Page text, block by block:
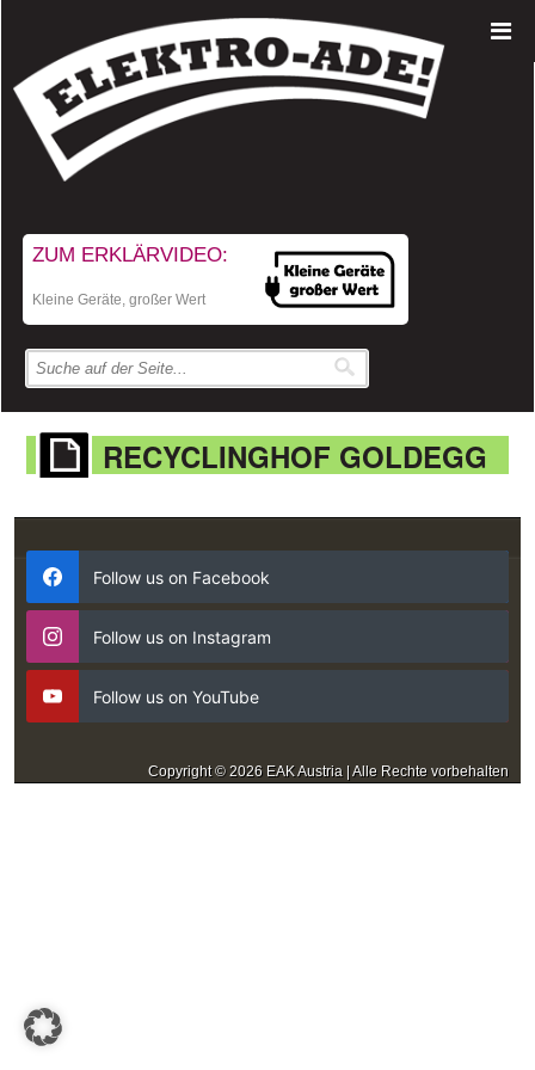
ZUM ERKLÄRVIDEO:
Kleine Geräte, großer Wert
RECYCLINGHOF GOLDEGG
Follow us on Facebook
Follow us on Instagram
Follow us on YouTube
Copyright © 2026 EAK Austria | Alle Rechte vorbehalten